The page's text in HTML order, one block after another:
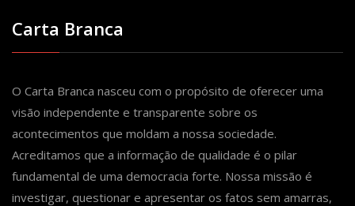
Carta Branca
O Carta Branca nasceu com o propósito de oferecer uma
visão independente e transparente sobre os
acontecimentos que moldam a nossa sociedade.
Acreditamos que a informação de qualidade é o pilar
fundamental de uma democracia forte. Nossa missão é
investigar, questionar e apresentar os fatos sem amarras,